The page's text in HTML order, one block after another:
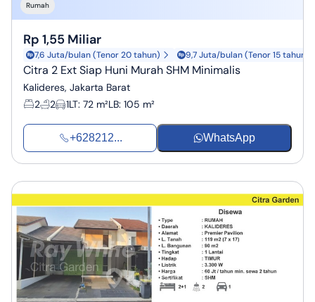
Rumah
Rp 1,55 Miliar
7,6 Juta/bulan (Tenor 20 tahun) 9,7 Juta/bulan (Tenor 15 tahun)
Citra 2 Ext Siap Huni Murah SHM Minimalis
Kalideres, Jakarta Barat
2
2 1LT: 72 m²LB: 105 m²
+628212... WhatsApp